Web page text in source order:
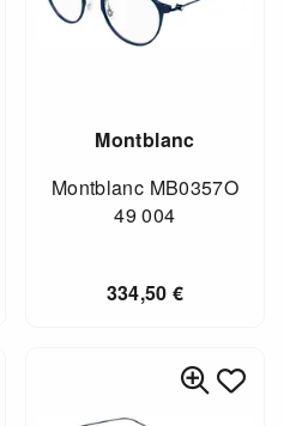
Montblanc
Montblanc MB0357O
49 004
334,50€